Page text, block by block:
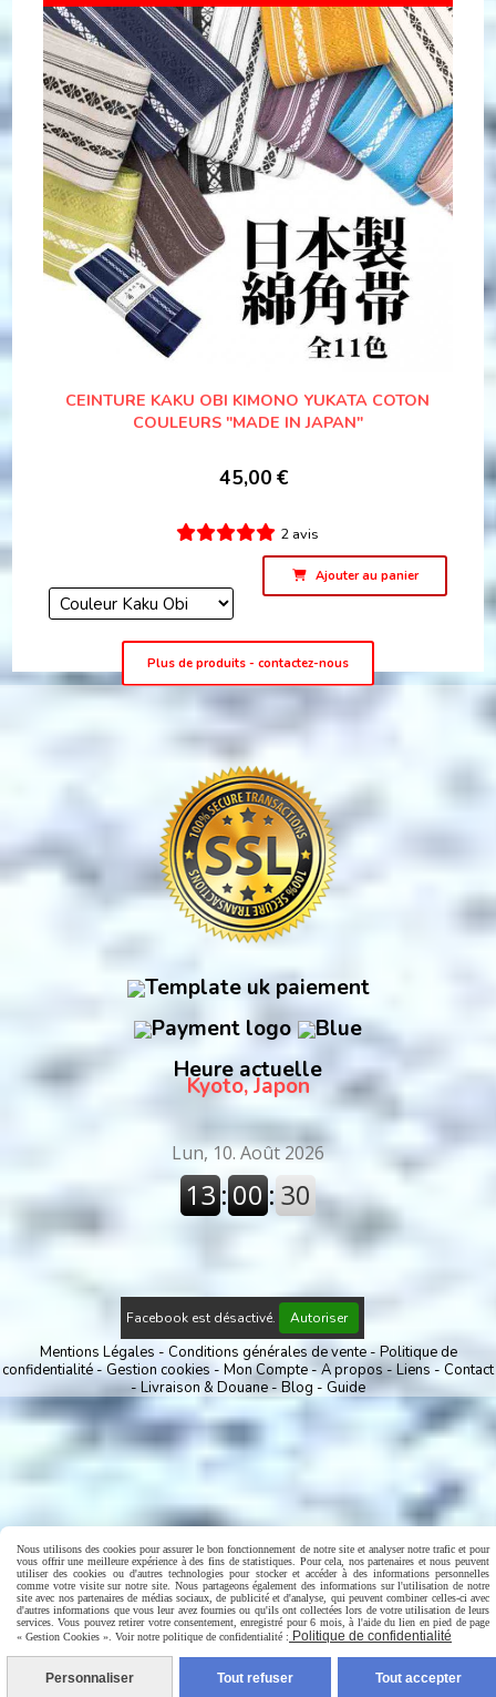
CEINTURE KAKU OBI KIMONO YUKATA COTON
COULEURS "MADE IN JAPAN"
45,00 €
2 avis
Ajouter au panier
Plus de produits - contactez-nous
Heure actuelle
Kyoto, Japon
Facebook est désactivé. Autoriser
Mentions Légales Conditions générales de vente
Politique de
confidentialité
Gestion cookies Mon Compte A propos Liens
Contact
Livraison & Douane Blog Guide
Nous utilisons des cookies pour assurer le bon fonctionnement de notre site et analyser notre trafic et pour
vous offrir une meilleure expérience à des fins de statistiques. Pour cela, nos partenaires et nous peuvent
utiliser des cookies ou d'autres technologies pour stocker et accéder à des informations personnelles
comme votre visite sur notre site. Nous partageons également des informations sur l'utilisation de notre
site avec nos partenaires de médias sociaux, de publicité et d'analyse, qui peuvent combiner celles-ci avec
d'autres informations que vous leur avez fournies ou qu'ils ont collectées lors de votre utilisation de leurs
services. Vous pouvez retirer votre consentement, enregistré pour 6 mois, à l'aide du lien en pied de page
« Gestion Cookies ». Voir notre politique de confidentialité : Politique de confidentialité
Personnaliser Tout refuser Tout accepter